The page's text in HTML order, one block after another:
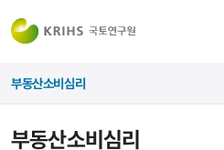
부동산소비심리
부동산소비심리